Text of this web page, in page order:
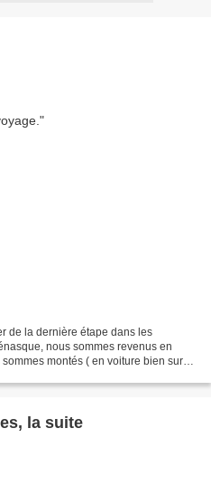
de la dernière étape dans les
nous sommes revenus en
montés ( en voiture bien sur)
la suite